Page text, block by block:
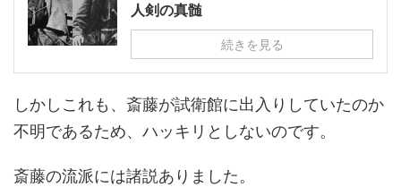
人剣の真髄
続きを見る
しかしこれも、斎藤が試衛館に出入りしていたのか
不明であるため、ハッキリとしないのです。
斎藤の流派には諸説ありました。